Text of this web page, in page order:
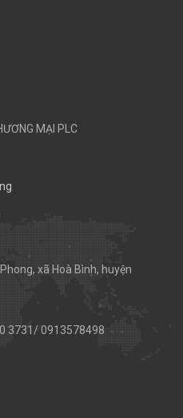
MẠI PLC
xã Hoà Bình, huyện
3731/ 0913578498